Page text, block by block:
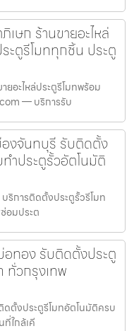
เษก ร้านขายอะไหล่
ะตูรีโมททุกชิ้น ประตู
ยอะไหล่ประตูรีโมทพร้อม
— บริการรับ
องจันทบุรี รับติดตั้ง
ำประตูรั้วอัตโนมัติ
ริการติดตั้งประตูรั้วรีโมท
อมประต
อทอง รับติดตั้งประตู
ทั่วกรุงเทพ
ตั้งประตูรีโมทอัตโนมัติครบ
ใกล้เคี